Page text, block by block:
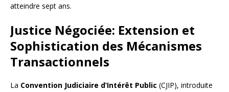
atteindre sept ans.
Justice Négociée: Extension et
Sophistication des Mécanismes
Transactionnels
La Convention Judiciaire d’Intérêt Public (CJIP), introduite